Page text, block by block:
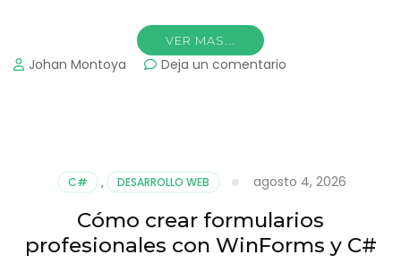
VER MAS...
Johan Montoya Deja un comentario
de
Framework
a
.NET
C# , DESARROLLO WEB agosto 4, 2026
Cómo crear formularios
profesionales con WinForms y C#